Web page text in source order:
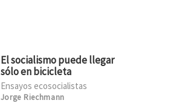
El socialismo puede llegar
sólo en bicicleta
Ensayos ecosocialistas
Jorge Riechmann